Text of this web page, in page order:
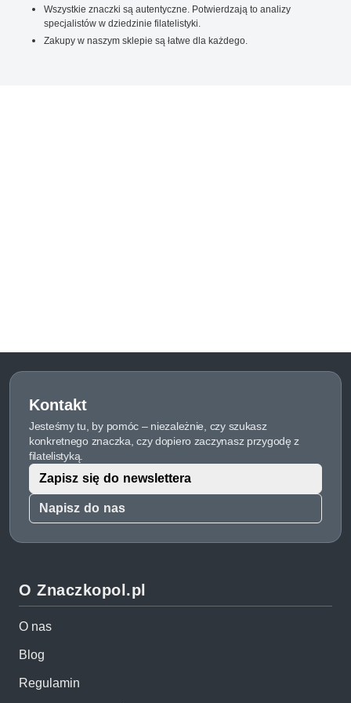
Wszystkie znaczki są autentyczne. Potwierdzają to analizy
specjalistów w dziedzinie filatelistyki.
Zakupy w naszym sklepie są łatwe dla każdego.
Kontakt
Jesteśmy tu, by pomóc – niezależnie, czy szukasz
konkretnego znaczka, czy dopiero zaczynasz przygodę z
filatelistyką.
Napisz do nas
Zapisz się do newslettera
O Znaczkopol.pl
O nas
Blog
Regulamin